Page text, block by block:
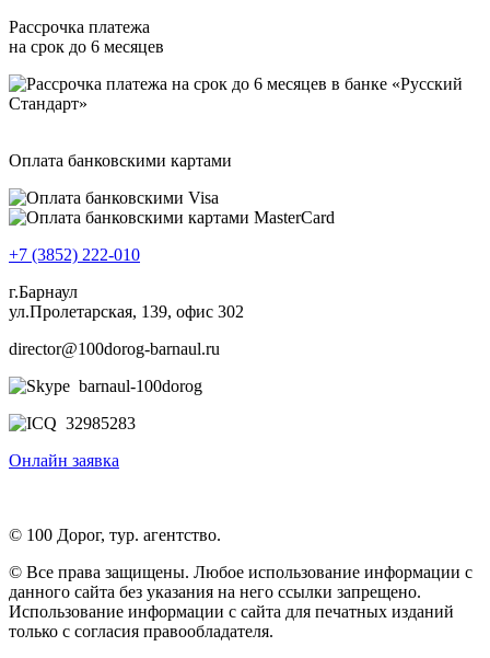
Рассрочка платежа
на срок до 6 месяцев
Оплата банковскими картами
+7 (3852) 222-010
г.Барнаул
ул.Пролетарская, 139, офис 302
director@100dorog-barnaul.ru
barnaul-100dorog
32985283
Онлайн заявка
© 100 Дорог, тур. агентство.
© Все права защищены. Любое использование информации с
данного сайта без указания на него ссылки запрещено.
Использование информации с сайта для печатных изданий
только с согласия правообладателя.